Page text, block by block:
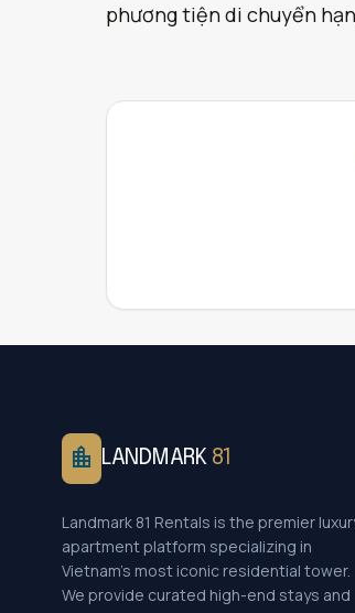
phương tiện di chuyển
location_city LANDMARK 81
Landmark 81 Rentals is the premier
apartment platform specializing in
Vietnam's most iconic residential tower.
We provide curated high-end stays and